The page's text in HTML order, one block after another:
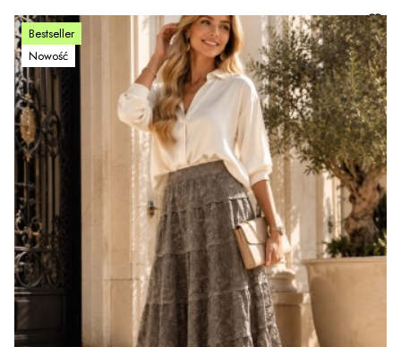
Bestseller
Nowość